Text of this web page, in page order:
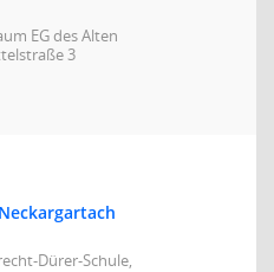
EG des Alten
3
Dürer-Schule,